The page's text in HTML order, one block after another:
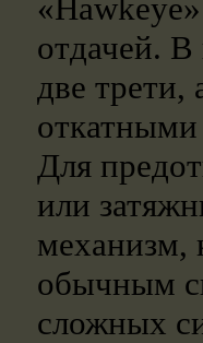
отдачей. В
две
Для
или
механизм,
обычным
сложных